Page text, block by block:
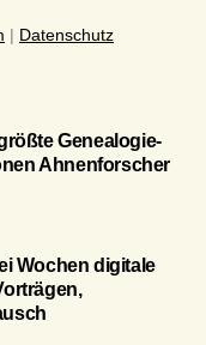
| Datenschutz
Genealogie-
Ahnenforscher
Wochen digitale